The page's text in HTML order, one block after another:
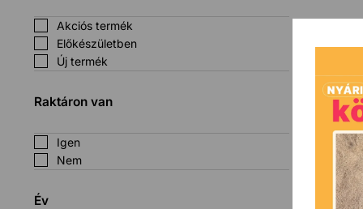
Akciós termék
Előkészületben
Új termék
Raktáron van
Igen
Nem
Év